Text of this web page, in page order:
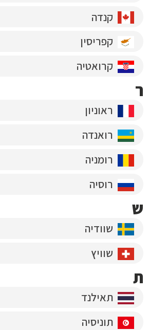
קנדה
קפריסין
קרואטיה
ר
ראוניון
רואנדה
רומניה
רוסיה
ש
שוודיה
שוויץ
ת
תאילנד
תוניסיה